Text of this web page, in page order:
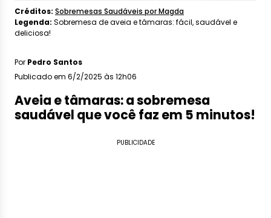
Créditos: Sobremesas Saudáveis ​​por Magda
Legenda: Sobremesa de aveia e tâmaras: fácil, saudável e
deliciosa!
Por Pedro Santos
Publicado em 6/2/2025 às 12h06
Aveia e tâmaras: a sobremesa
saudável que você faz em 5 minutos!
PUBLICIDADE